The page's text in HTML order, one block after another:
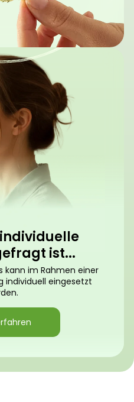
ist...
kann im Rahmen einer
individuell eingesetzt